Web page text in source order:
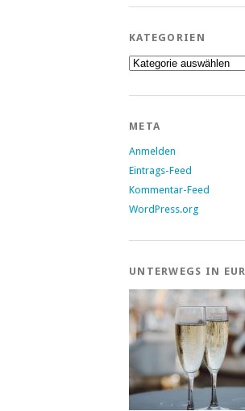
KATEGORIEN
Kategorien
META
Anmelden
Eintrags-Feed
Kommentar-Feed
WordPress.org
UNTERWEGS IN